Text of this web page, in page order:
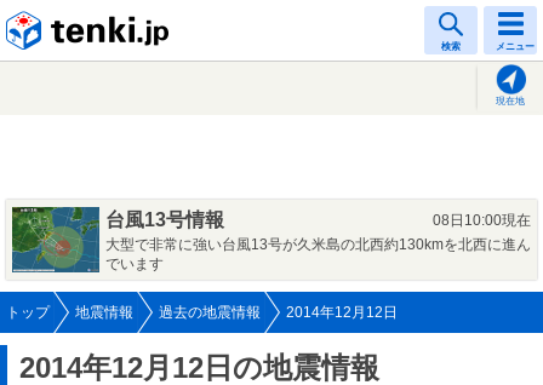
検索 メニュー
現在地
台風13号情報
08日10:00現在
大型で非常に強い台風13号が久米島の北西約130kmを北西に進ん
でいます
トップ 地震情報 過去の地震情報 2014年12月12日
2014年12月12日の地震情報